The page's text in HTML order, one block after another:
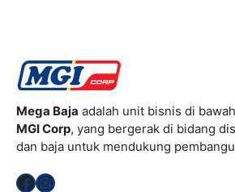
Mega Baja adalah unit bisnis di
MGI Corp, yang bergerak di bidang
dan baja untuk mendukung
Facebook
Instagram